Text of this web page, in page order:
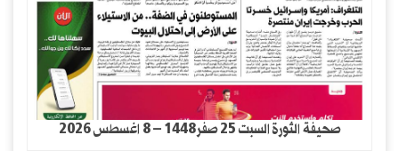
صحيفة الثورة السبت 25 صفر1448 – 8 اغسطس 2026